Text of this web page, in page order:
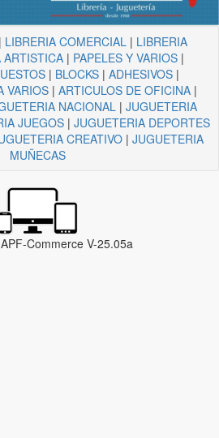
| LIBRERIA COMERCIAL | LIBRERIA
ARTISTICA | PAPELES Y VARIOS |
| BLOCKS| ADHESIVOS|
VARIOS| ARTICULOS DE OFICINA|
NACIONAL | JUGUETERIA
JUEGOS| JUGUETERIA DEPORTES
CREATIVO| JUGUETERIA
MUÑECAS
Commerce V-25.05a